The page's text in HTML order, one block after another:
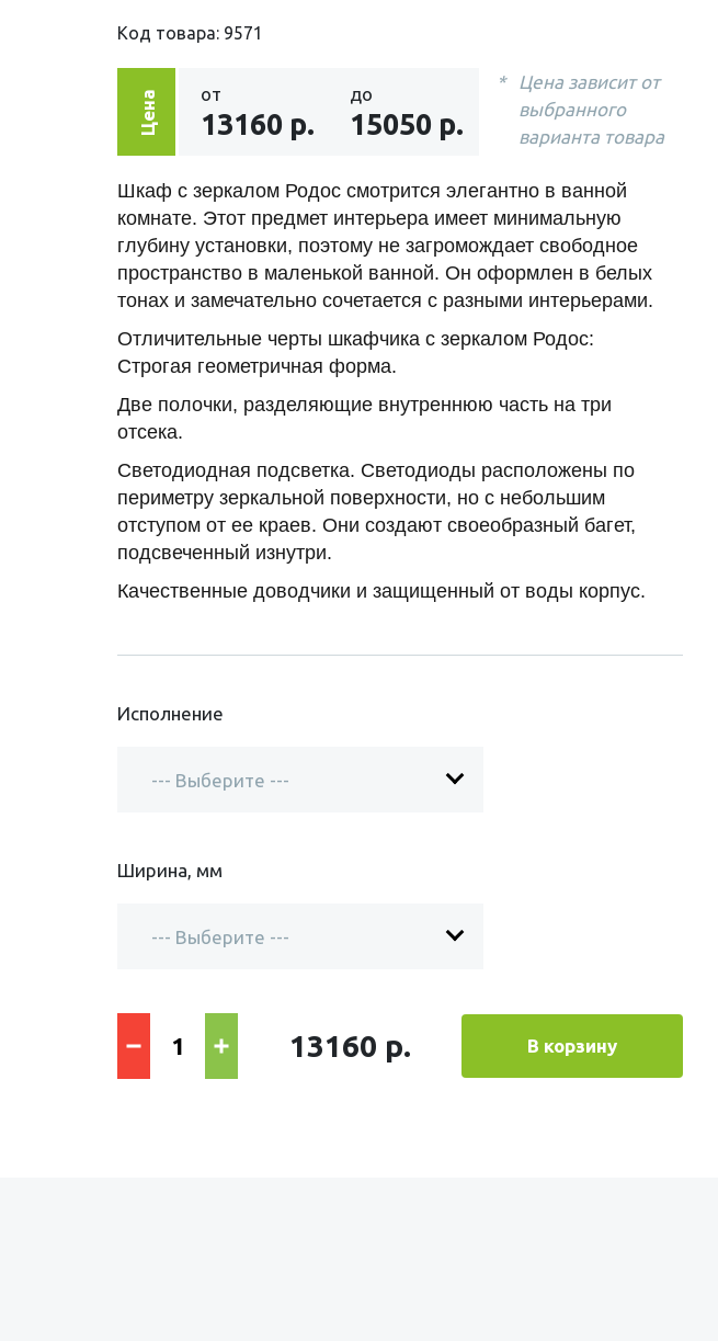
Код товара: 9571
Цена от
13160 р.
до
15050 р.
Цена зависит от
выбранного
варианта товара
Шкаф с зеркалом Родос смотрится элегантно в ванной
комнате. Этот предмет интерьера имеет минимальную
глубину установки, поэтому не загромождает свободное
пространство в маленькой ванной. Он оформлен в белых
тонах и замечательно сочетается с разными интерьерами.
Отличительные черты шкафчика с зеркалом Родос:
Строгая геометричная форма.
Две полочки, разделяющие внутреннюю часть на три
отсека.
Светодиодная подсветка. Светодиоды расположены по
периметру зеркальной поверхности, но с небольшим
отступом от ее краев. Они создают своеобразный багет,
подсвеченный изнутри.
Качественные доводчики и защищенный от воды корпус.
Исполнение
Ширина, мм
13160 р. В корзину